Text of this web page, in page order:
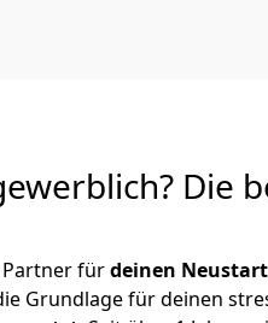
Die
fürdeinen Neustart
Grundlage für deinen